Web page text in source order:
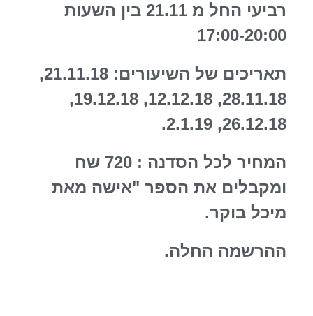
רביעי החל מ 21.11 בין השעות
17:00-20:00
תאריכים של השיעורים: 21.11.18,
28.11.18, 12.12.18, 19.12.18,
26.12.18, 2.1.19.
המחיר לכל הסדנה : 720 שח
ומקבלים את הספר "אישה מאת
מיכל בוקר.
ההרשמה החלה.